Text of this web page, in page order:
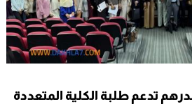
تدعم طلبة الكلية المتعددة